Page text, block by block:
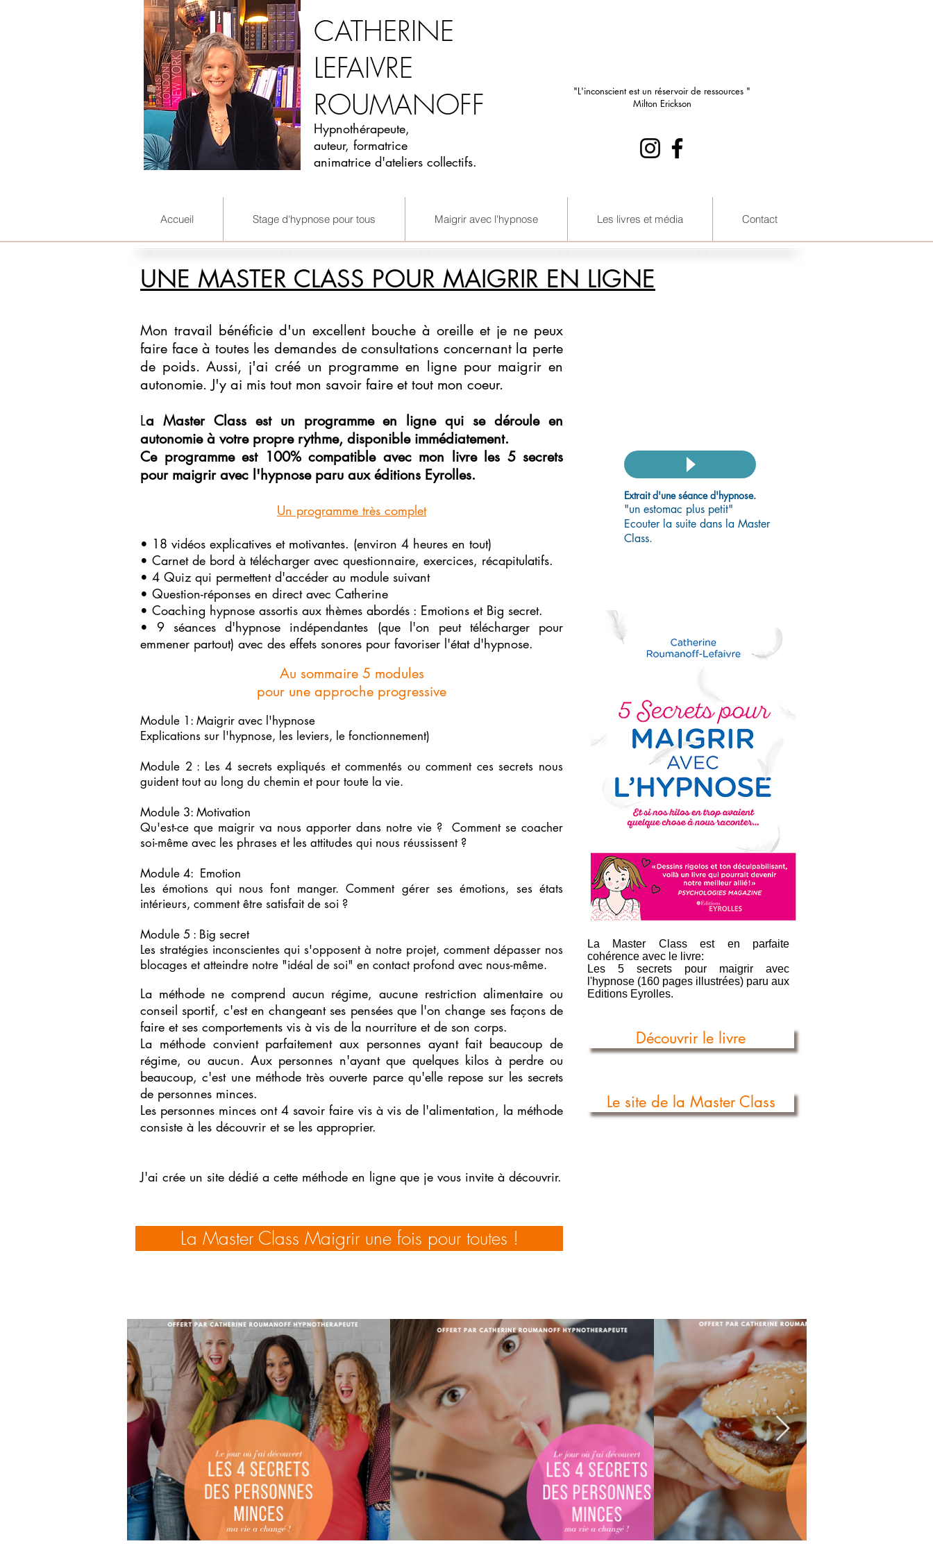
CATHERINE
LEFAIVRE
ROUMANOFF
"L'inconscient est un réservoir de ressources "
Milton Erickson
Hypnothérapeute,
auteur, formatrice
animatrice d'ateliers collectifs.
Accueil Stage d'hypnose pour tous Maigrir avec l'hypnose Les livres et média Contact
UNE MASTER CLASS POUR MAIGRIR EN LIGNE
Mon travail bénéficie d'un excellent bouche à oreille et je ne peux
faire face à toutes les demandes de consultations concernant la perte
de poids. Aussi, j'ai créé un programme en ligne pour maigrir en
autonomie. J'y ai mis tout mon savoir faire et tout mon coeur.
La Master Class est un programme en ligne qui se déroule en
autonomie à votre propre rythme, disponible immédiatement.
Ce programme est 100% compatible avec mon livre les 5 secrets
pour maigrir avec l'hypnose paru aux éditions Eyrolles.
Un programme très complet
• 18 vidéos explicatives et motivantes. (environ 4 heures en tout)
• Carnet de bord à télécharger avec questionnaire, exercices, récapitulatifs.
• 4 Quiz qui permettent d'accéder au module suivant
• Question-réponses en direct avec Catherine
• Coaching hypnose assortis aux thèmes abordés : Emotions et Big secret.
• 9 séances d'hypnose indépendantes (que l'on peut télécharger pour
emmener partout) avec des effets sonores pour favoriser l'état d'hypnose.
Au sommaire 5 modules
pour une approche progressive
Module 1: Maigrir avec l'hypnose
Explications sur l'hypnose, les leviers, le fonctionnement)
Module 2 : Les 4 secrets expliqués et commentés ou comment ces secrets nous
guident tout au long du chemin et pour toute la vie.
Module 3: Motivation
Qu'est-ce que maigrir va nous apporter dans notre vie ? Comment se coacher
soi-même avec les phrases et les attitudes qui nous réussissent ?
Module 4: Emotion
Les émotions qui nous font manger. Comment gérer ses émotions, ses états
intérieurs, comment être satisfait de soi ?
Module 5 : Big secret
Les stratégies inconscientes qui s'opposent à notre projet, comment dépasser nos
blocages et atteindre notre "idéal de soi" en contact profond avec nous-même.
La méthode ne comprend aucun régime, aucune restriction alimentaire ou
conseil sportif, c'est en changeant ses pensées que l'on change ses façons de
faire et ses comportements vis à vis de la nourriture et de son corps.
La méthode convient parfaitement aux personnes ayant fait beaucoup de
régime, ou aucun. Aux personnes n'ayant que quelques kilos à perdre ou
beaucoup, c'est une méthode très ouverte parce qu'elle repose sur les secrets
de personnes minces.
Les personnes minces ont 4 savoir faire vis à vis de l'alimentation, la méthode
consiste à les découvrir et se les approprier.
J'ai crée un site dédié a cette méthode en ligne que je vous invite à découvrir.
La Master Class Maigrir une fois pour toutes !
La Master Class est en parfaite
cohérence avec le livre:
Les 5 secrets pour maigrir avec
l'hypnose (160 pages illustrées) paru aux
Editions Eyrolles.
Découvrir le livre
Le site de la Master Class
Extrait d'une séance d'hypnose.
"un estomac plus petit"
Ecouter la suite dans la Master
Class.